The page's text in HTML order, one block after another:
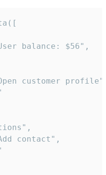
balance: $56",
customer
contact",